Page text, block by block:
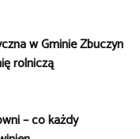
w Gminie Zbuczyn
rolniczą
– co każdy